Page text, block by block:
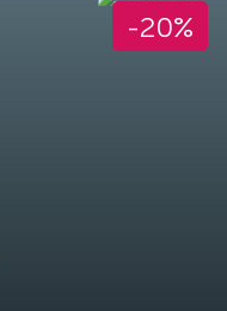
-20%